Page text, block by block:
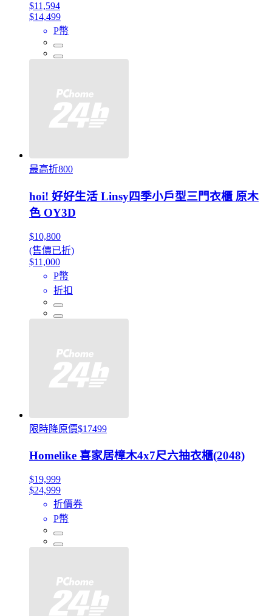
$11,594
$14,499
P幣
最高折800
hoi! 好好生活 Linsy四季小戶型三門衣櫃 原木
色 OY3D
$10,800
(售價已折)
$11,000
P幣
折扣
限時降原價$17499
Homelike 喜家居樟木4x7尺六抽衣櫃(2048)
$19,999
$24,999
折價券
P幣